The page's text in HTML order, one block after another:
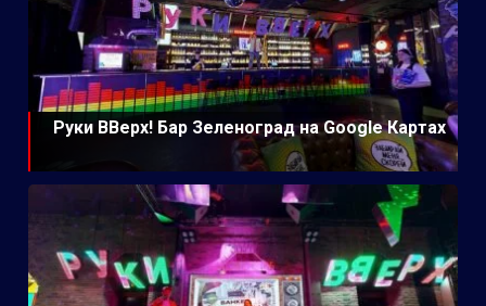
Руки ВВерх! Бар Зеленоград на Google Картах